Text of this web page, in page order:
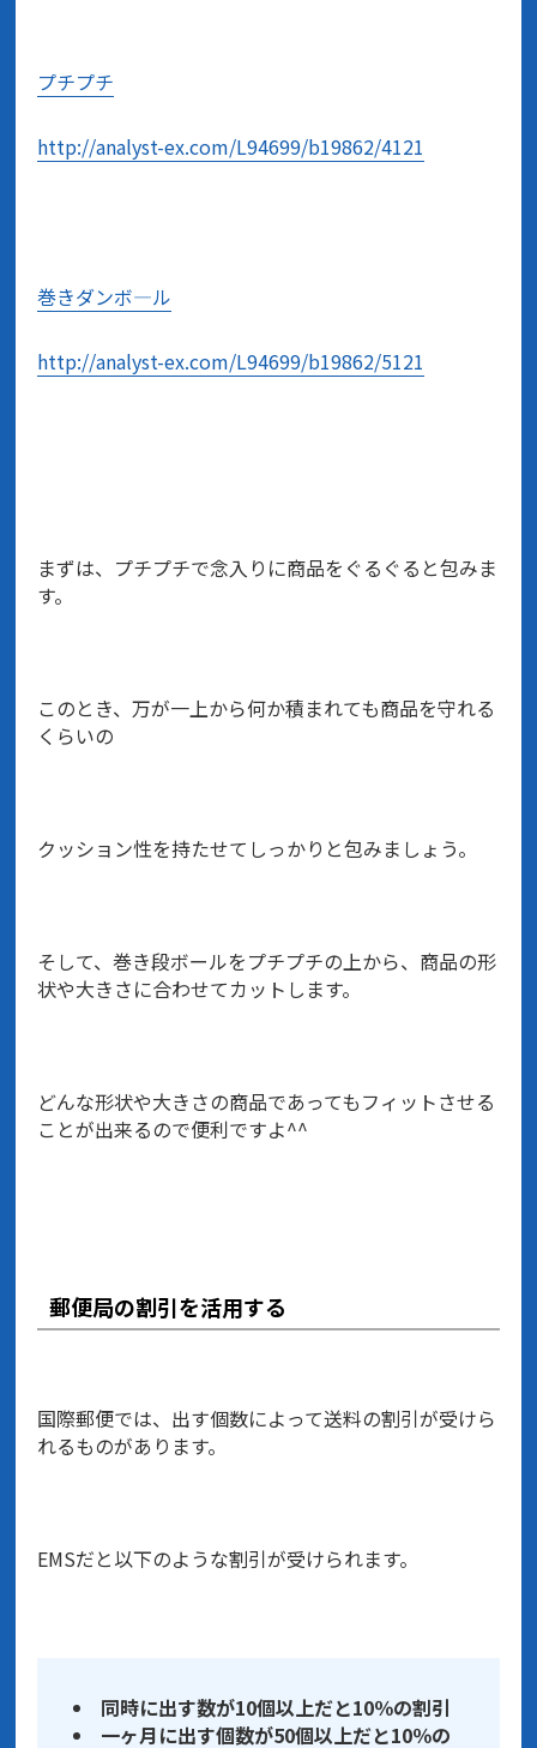
プチプチ
http://analyst-ex.com/L94699/b19862/4121
巻きダンボ―ル
http://analyst-ex.com/L94699/b19862/5121
まずは、プチプチで念入りに商品をぐるぐると包みま
す。
このとき、万が一上から何か積まれても商品を守れる
くらいの
クッション性を持たせてしっかりと包みましょう。
そして、巻き段ボールをプチプチの上から、商品の形
状や大きさに合わせてカットします。
どんな形状や大きさの商品であってもフィットさせる
ことが出来るので便利ですよ^^
郵便局の割引を活用する
国際郵便では、出す個数によって送料の割引が受けら
れるものがあります。
EMSだと以下のような割引が受けられます。
同時に出す数が10個以上だと10％の割引
一ヶ月に出す個数が50個以上だと10％の